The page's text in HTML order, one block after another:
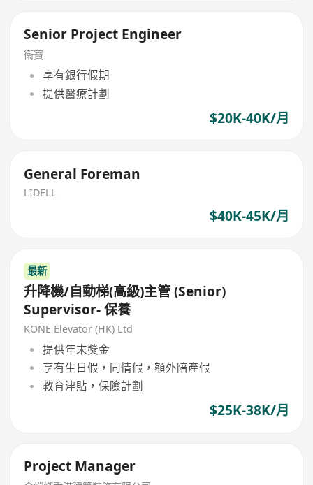
Senior Project Engineer
衞寶
享有銀行假期
提供醫療計劃
$20K-40K/月
General Foreman
LIDELL
$40K-45K/月
最新
升降機/自動梯(高級)主管 (Senior)
Supervisor- 保養
KONE Elevator (HK) Ltd
提供年末獎金
享有生日假，同情假，額外陪產假
教育津貼，保險計劃
$25K-38K/月
Project Manager